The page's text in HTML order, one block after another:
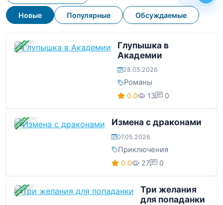
Новые Популярные Обсуждаемые
ЗАВЕРШЕНА
Глупышка в
Академии
28.05.2026
Романы
0.0 13 0
ЗАВЕРШЕНА Измена с драконами
07.05.2026
Приключения
0.0 27 0
ЗАВЕРШЕНА
Три желания
для попаданки